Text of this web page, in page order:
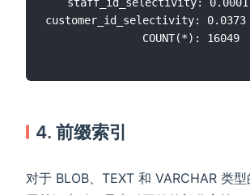
customer_id_selectivity: 0.0373
4. 前缀索引
对于 BLOB、TEXT 和 VARCHAR 类